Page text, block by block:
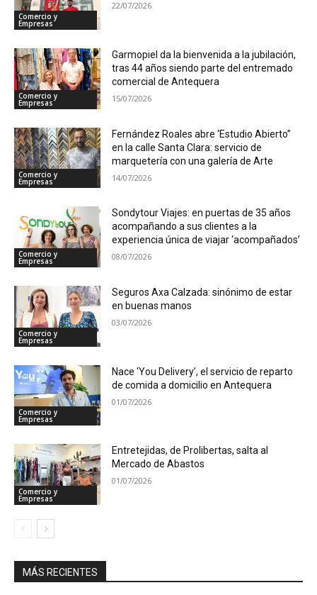
Comercio y
Empresas
22/07/2026
Comercio y
Empresas
Garmopiel da la bienvenida a la jubilación,
tras 44 años siendo parte del entremado
comercial de Antequera
15/07/2026
Comercio y
Empresas
Fernández Roales abre ‘Estudio Abierto”
en la calle Santa Clara: servicio de
marquetería con una galería de Arte
14/07/2026
Comercio y
Empresas
Sondytour Viajes: en puertas de 35 años
acompañando a sus clientes a la
experiencia única de viajar ‘acompañados’
08/07/2026
Comercio y
Empresas
Seguros Axa Calzada: sinónimo de estar
en buenas manos
03/07/2026
Comercio y
Empresas
Nace ‘You Delivery’, el servicio de reparto
de comida a domicilio en Antequera
01/07/2026
Comercio y
Empresas
Entretejidas, de Prolibertas, salta al
Mercado de Abastos
01/07/2026
MÁS RECIENTES